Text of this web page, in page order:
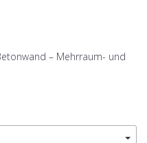
– Mehrraum- und